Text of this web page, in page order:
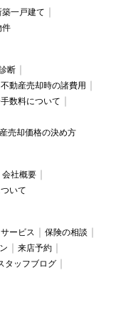
築一戸建て
件
断
不動産売却時の諸費用
数料について
売却価格の決め方
会社概要
いて
ービス
保険の相談
来店予約
タッフブログ